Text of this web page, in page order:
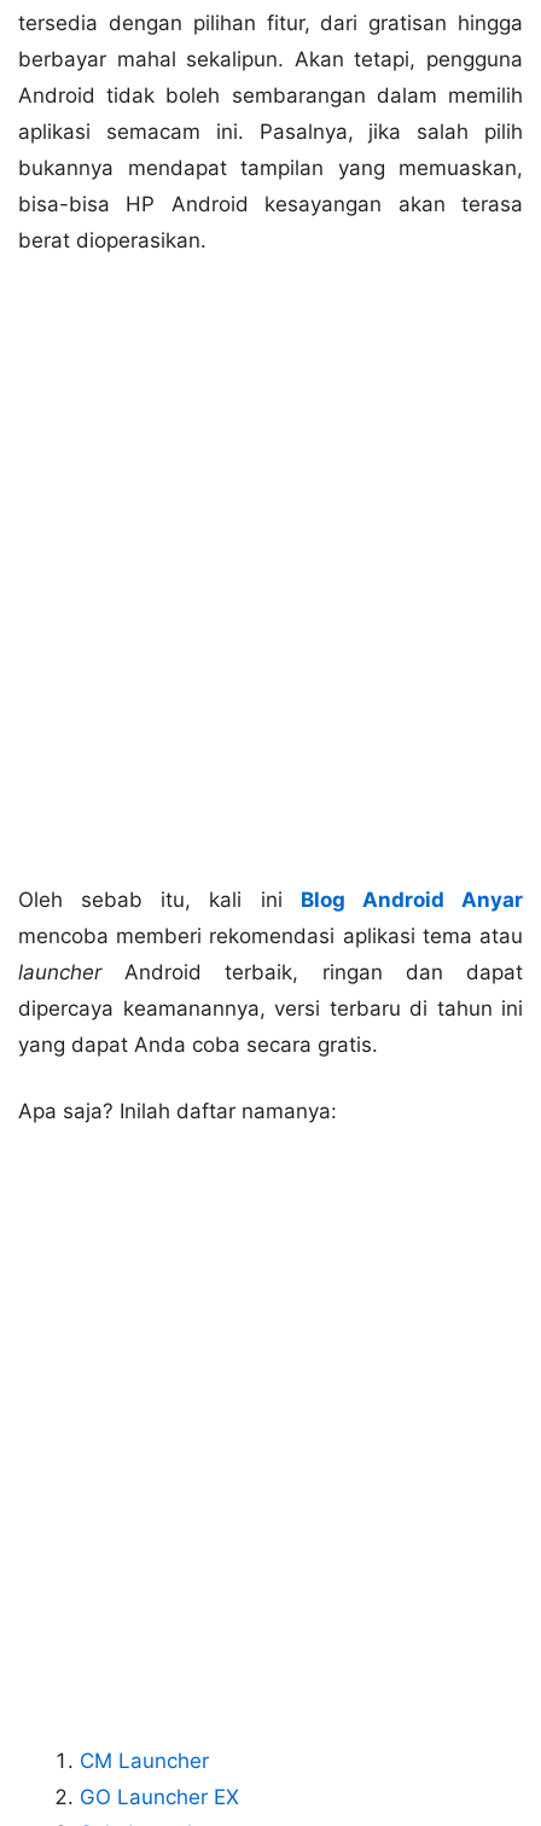
tersedia dengan pilihan fitur, dari gratisan hingga
berbayar mahal sekalipun. Akan tetapi, pengguna
Android tidak boleh sembarangan dalam memilih
aplikasi semacam ini. Pasalnya, jika salah pilih
bukannya mendapat tampilan yang memuaskan,
bisa-bisa HP Android kesayangan akan terasa
berat dioperasikan.
Oleh sebab itu, kali ini Blog Android Anyar
mencoba memberi rekomendasi aplikasi tema atau
launcherAndroid terbaik, ringan dan dapat
dipercaya keamanannya, versi terbaru di tahun ini
yang dapat Anda coba secara gratis.
Apa saja? Inilah daftar namanya:
CM Launcher
GO Launcher EX